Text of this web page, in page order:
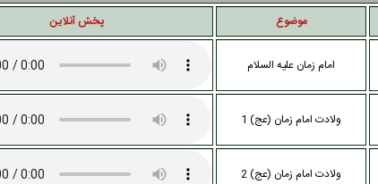
موضوع پخش آنلاين
امام زمان علیه السلام
ولادت امام زمان (عج) 1
ولادت امام زمان (عج) 2